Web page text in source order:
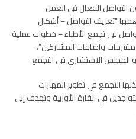
التواصل الفعال في العمل
“تعريف التواصل – أشكال
في تجمع الأطباء – خطوات عملية
واضافات المشاركين”،
المجلس الاستشاري في التجمع.
التجمع في تطوير المهارات
في القارة الأوربية وتهدف إلى